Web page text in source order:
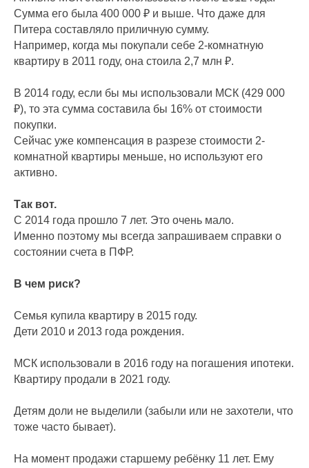
Сумма его была 400 000 ₽ и выше. Что даже для
Питера составляло приличную сумму.
Например, когда мы покупали себе 2-комнатную
квартиру в 2011 году, она стоила 2,7 млн ₽.
В 2014 году, если бы мы использовали МСК (429 000
₽), то эта сумма составила бы 16% от стоимости
покупки.
Сейчас уже компенсация в разрезе стоимости 2-
комнатной квартиры меньше, но используют его
активно.
Так вот.
С 2014 года прошло 7 лет. Это очень мало.
Именно поэтому мы всегда запрашиваем справки о
состоянии счета в ПФР.
В чем риск?
Семья купила квартиру в 2015 году.
Дети 2010 и 2013 года рождения.
МСК использовали в 2016 году на погашения ипотеки.
Квартиру продали в 2021 году.
Детям доли не выделили (забыли или не захотели, что
тоже часто бывает).
На момент продажи старшему ребёнку 11 лет. Ему